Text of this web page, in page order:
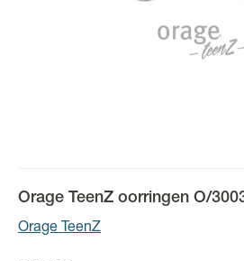
Orage TeenZ oorringen O/
Orage TeenZ